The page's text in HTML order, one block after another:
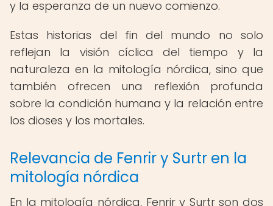
y la esperanza de un nuevo comienzo.
Estas historias del fin del mundo no solo
reflejan la visión cíclica del tiempo y la
naturaleza en la mitología nórdica, sino que
también ofrecen una reflexión profunda
sobre la condición humana y la relación entre
los dioses y los mortales.
Relevancia de Fenrir y Surtr en la
mitología nórdica
En la mitología nórdica, Fenrir y Surtr son dos